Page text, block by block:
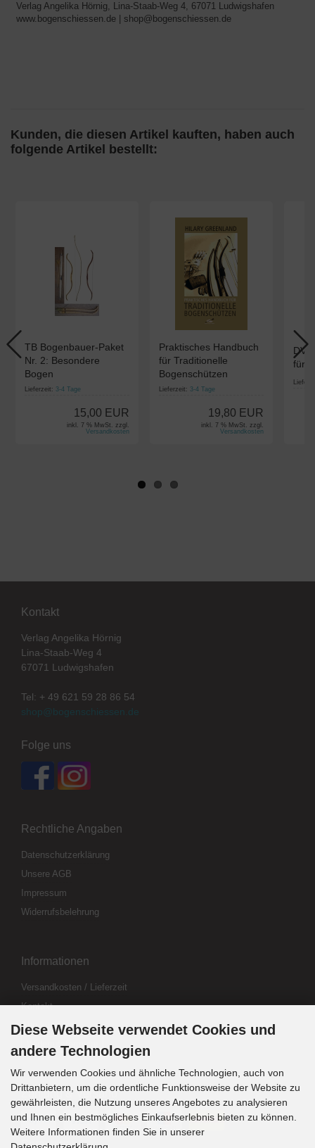
Verlag Angelika Hörnig, Lina-Staab-Weg 4, 67071 Ludwigshafen
www.bogenschiessen.de | shop@bogenschiessen.de
Kunden, die diesen Artikel kauften, haben auch
folgende Artikel bestellt:
TB Bogenbauer-Paket
Nr. 2: Besondere
Bogen
Lieferzeit: 3-4 Tage
15,00 EUR
inkl. 7 % MwSt. zzgl.
Versandkosten
Praktisches Handbuch
für Traditionelle
Bogenschützen
Lieferzeit: 3-4 Tage
19,80 EUR
inkl. 7 % MwSt. zzgl.
Versandkosten
für
Kontakt
Verlag Angelika Hörnig
Lina-Staab-Weg 4
67071 Ludwigshafen
Tel: + 49 621 59 28 86 54
shop@bogenschiessen.de
Folge uns
Rechtliche Angaben
Datenschutzerklärung
Unsere AGB
Impressum
Widerrufsbelehrung
Informationen
Versandkosten / Lieferzeit
Kontakt
Abo kündigen
Widerrufsformular
Zahlung & Versand
Sprachwahl
Diese Webseite verwendet Cookies und
andere Technologien
Wir verwenden Cookies und ähnliche Technologien, auch von
Drittanbietern, um die ordentliche Funktionsweise der Website zu
gewährleisten, die Nutzung unseres Angebotes zu analysieren
und Ihnen ein bestmögliches Einkaufserlebnis bieten zu können.
Weitere Informationen finden Sie in unserer